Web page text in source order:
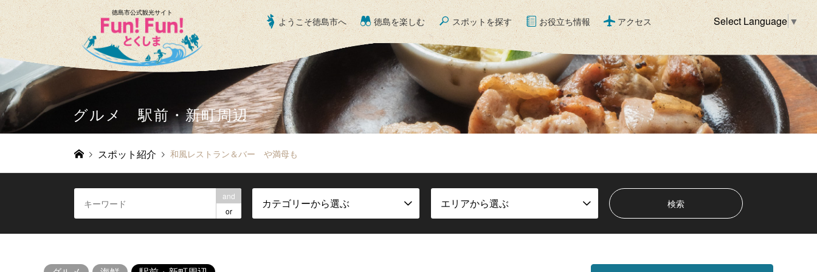
徳島市公式観光サイト
ようこそ徳島市へ 徳島を楽しむ スポットを探す お役立ち情報 アクセス Select Language ▼
グルメ 駅前・新町周辺
スポット紹介 和風レストラン＆バー や満母も
and
or
カテゴリーから選ぶ エリアから選ぶ